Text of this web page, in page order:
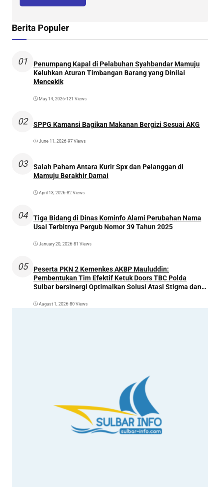
Berita Populer
01
Penumpang Kapal di Pelabuhan Syahbandar Mamuju
Keluhkan Aturan Timbangan Barang yang Dinilai
Mencekik
May 14, 2026•121 Views
02 SPPG Kamansi Bagikan Makanan Bergizi Sesuai AKG
June 11, 2026•97 Views
03
Salah Paham Antara Kurir Spx dan Pelanggan di
Mamuju Berakhir Damai
April 13, 2026•82 Views
04
Tiga Bidang di Dinas Kominfo Alami Perubahan Nama
Usai Terbitnya Pergub Nomor 39 Tahun 2025
January 20, 2026•81 Views
05
Peserta PKN 2 Kemenkes AKBP Mauluddin:
Pembentukan Tim Efektif Ketuk Doors TBC Polda
Sulbar bersinergi Optimalkan Solusi Atasi Stigma dan
August 1, 2026•80 Views